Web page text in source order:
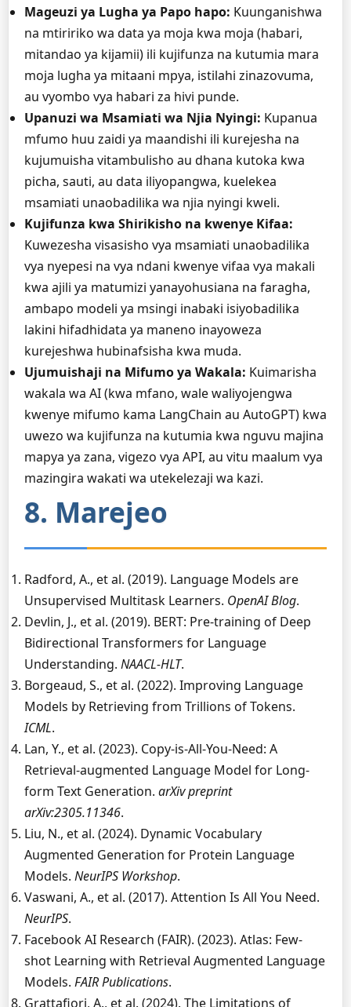
Mageuzi ya Lugha ya Papo hapo: Kuunganishwa
na mtiririko wa data ya moja kwa moja (habari,
mitandao ya kijamii) ili kujifunza na kutumia mara
moja lugha ya mitaani mpya, istilahi zinazovuma,
au vyombo vya habari za hivi punde.
Upanuzi wa Msamiati wa Njia Nyingi: Kupanua
mfumo huu zaidi ya maandishi ili kurejesha na
kujumuisha vitambulisho au dhana kutoka kwa
picha, sauti, au data iliyopangwa, kuelekea
msamiati unaobadilika wa njia nyingi kweli.
Kujifunza kwa Shirikisho na kwenye Kifaa:
Kuwezesha visasisho vya msamiati unaobadilika
vya nyepesi na vya ndani kwenye vifaa vya makali
kwa ajili ya matumizi yanayohusiana na faragha,
ambapo modeli ya msingi inabaki isiyobadilika
lakini hifadhidata ya maneno inayoweza
kurejeshwa hubinafsisha kwa muda.
Ujumuishaji na Mifumo ya Wakala: Kuimarisha
wakala wa AI (kwa mfano, wale waliyojengwa
kwenye mifumo kama LangChain au AutoGPT) kwa
uwezo wa kujifunza na kutumia kwa nguvu majina
mapya ya zana, vigezo vya API, au vitu maalum vya
mazingira wakati wa utekelezaji wa kazi.
8. Marejeo
Radford, A., et al. (2019). Language Models are
Unsupervised Multitask Learners. OpenAI Blog.
Devlin, J., et al. (2019). BERT: Pre-training of Deep
Bidirectional Transformers for Language
Understanding. NAACL-HLT.
Borgeaud, S., et al. (2022). Improving Language
Models by Retrieving from Trillions of Tokens.
ICML.
Lan, Y., et al. (2023). Copy-is-All-You-Need: A
Retrieval-augmented Language Model for Long-
form Text Generation. arXiv preprint
arXiv:2305.11346.
Liu, N., et al. (2024). Dynamic Vocabulary
Augmented Generation for Protein Language
Models. NeurIPS Workshop.
Vaswani, A., et al. (2017). Attention Is All You Need.
NeurIPS.
Facebook AI Research (FAIR). (2023). Atlas: Few-
shot Learning with Retrieval Augmented Language
Models. FAIR Publications.
Grattafiori, A., et al. (2024). The Limitations of